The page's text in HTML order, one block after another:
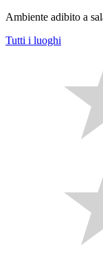
Ambiente adibito a
Tutti i luoghi